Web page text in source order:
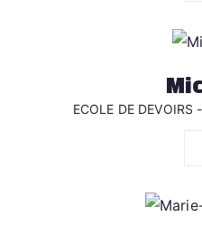
ECOLE DE DEVOIRS